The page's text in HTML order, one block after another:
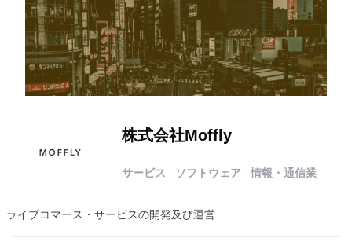
株式会社Moffly
サービス ソフトウェア 情報・通信業
ライブコマース・サービスの開発及び運営